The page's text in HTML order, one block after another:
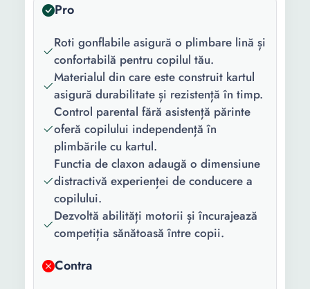
dezvoltate:
Agilitatea,atentia,coordonarea
Material:
Fier si plastic
Tip roata:
Cauciuc
Functii:
Claxon
Numar locuri:
1
Culoare:
Albastru
Greutate
maxima
suportata:
Pro
Roti gonflabile asigură o plimbare lină și
confortabilă pentru copilul tău.
Materialul din care este construit kartul
asigură durabilitate și rezistență în timp.
Control parental fără asistență părinte
oferă copilului independență în
plimbările cu kartul.
Functia de claxon adaugă o dimensiune
distractivă experienței de conducere a
copilului.
Dezvoltă abilități motorii și încurajează
competiția sănătoasă între copii.
Contra